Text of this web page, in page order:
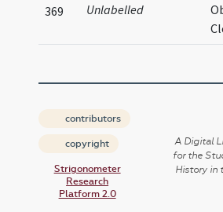
369 Unlabelled
contributors
copyright
Strigonometer
Research
Platform 2.0
A Digital
for the
History in